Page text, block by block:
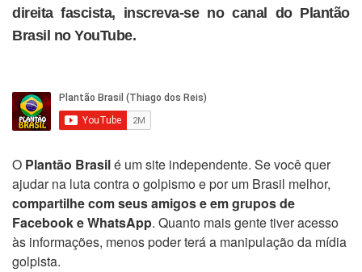
direita fascista, inscreva-se no canal do Plantão
Brasil no YouTube.
O Plantão Brasilé um site independente. Se você quer
ajudar na luta contra o golpismo e por um Brasil melhor,
compartilhe com seus amigos e em grupos de
Facebook e WhatsApp. Quanto mais gente tiver acesso
às informações, menos poder terá a manipulação da mídia
golpista.